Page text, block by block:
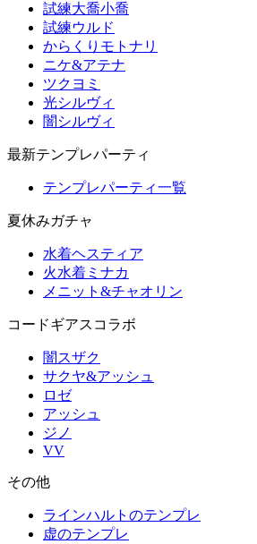
試練大喬小喬
試練ウルド
からくりモトナリ
ニケ&アテナ
ツクヨミ
光シルヴィ
闇シルヴィ
最新テンプレパーティ
テンプレパーティ一覧
夏休みガチャ
水着ヘスティア
火水着ミナカ
メニット&チャオリン
コードギアスコラボ
闇スザク
サクヤ&アッシュ
ロゼ
アッシュ
ジノ
VV
その他
ラインハルトのテンプレ
虚のテンプレ